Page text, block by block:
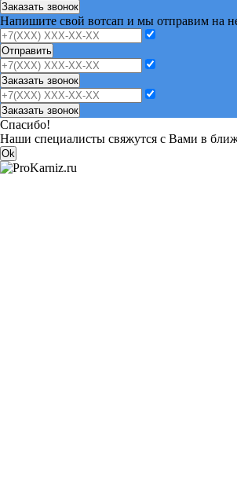
Заказать звонок
Напишите свой вотсап и мы отправим на
Отправить
Заказать звонок
Заказать звонок
Спасибо!
Наши специалисты свяжутся с Вами в
Ok